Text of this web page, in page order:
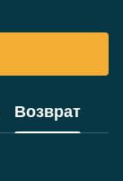
Возврат